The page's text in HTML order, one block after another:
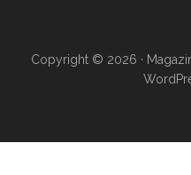
Copyright © 2026 ·